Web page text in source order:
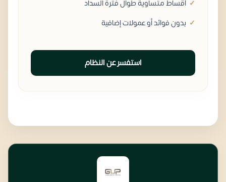
أقساط متساوية طوال فترة السداد
بدون فوائد أو عمولات إضافية
استفسر عن النظام